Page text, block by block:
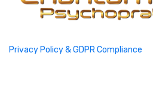
Privacy Policy & GDPR Compliance